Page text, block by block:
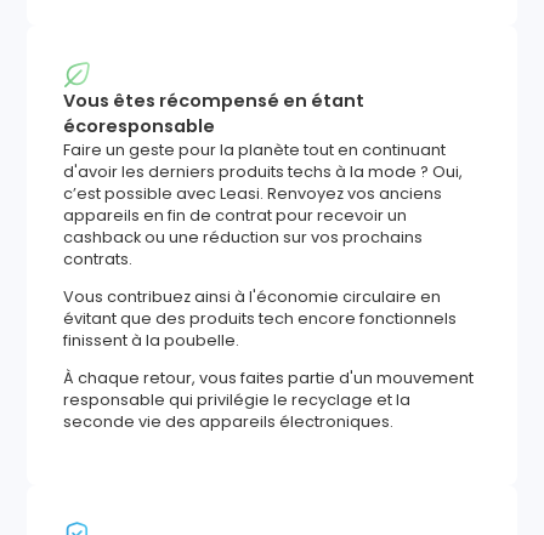
Vous êtes récompensé en étant
écoresponsable
Faire un geste pour la planète tout en continuant
d'avoir les derniers produits techs à la mode ? Oui,
c’est possible avec Leasi. Renvoyez vos anciens
appareils en fin de contrat pour recevoir un
cashback ou une réduction sur vos prochains
contrats.
Vous contribuez ainsi à l'économie circulaire en
évitant que des produits tech encore fonctionnels
finissent à la poubelle.
À chaque retour, vous faites partie d'un mouvement
responsable qui privilégie le recyclage et la
seconde vie des appareils électroniques.